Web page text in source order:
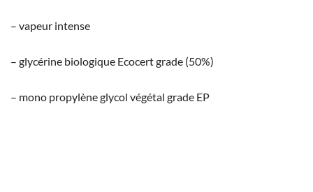
– vapeur intense
– glycérine biologique Ecocert grade (50%)
– mono propylène glycol végétal grade EP